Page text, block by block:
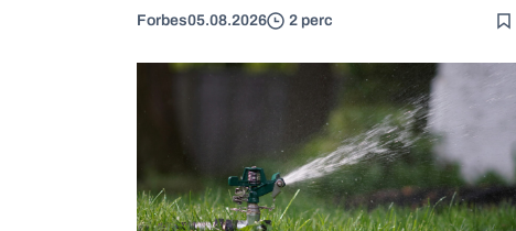
Forbes05.08.2026 2 perc